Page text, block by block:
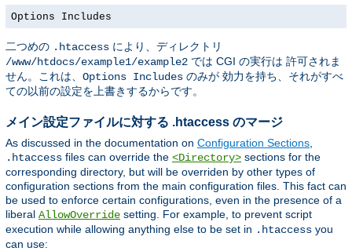
Options Includes
二つめの .htaccess により、ディレクトリ
/www/htdocs/example1/example2 では CGI の実行は 許可されま
せん。これは、 Options Includes のみが 効力を持ち、それがすべ
ての以前の設定を上書きするからです。
メイン設定ファイルに対する .htaccess のマージ
As discussed in the documentation on Configuration Sections
.htaccess files can override the <Directory> sections for the
corresponding directory, but will be overriden by other types of
configuration sections from the main configuration files. This fact can
be used to enforce certain configurations, even in the presence of a
liberal AllowOverride setting. For example, to prevent script
execution while allowing anything else to be set in .htaccess you
can use: